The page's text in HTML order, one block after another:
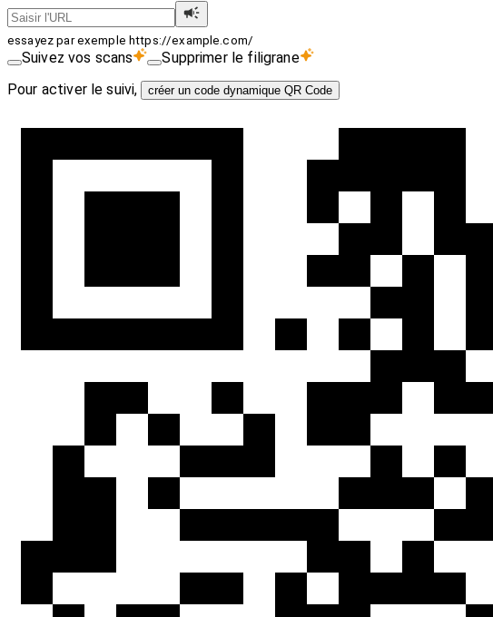
essayez par exemple https://example.com/
Suivez vos scans
Supprimer le filigrane
Pour activer le suivi,
créer un code dynamique QR Code